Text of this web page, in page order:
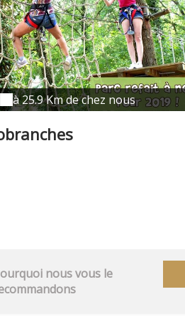
à 25.9 Km de chez nous
nous vous le